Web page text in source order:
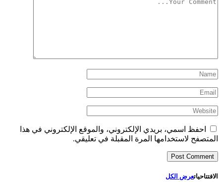
احفظ اسمي، بريدي الإلكتروني، والموقع الإلكتروني في هذا
المتصفح لاستخدامها المرة المقبلة في تعليقي.
الافتتاحياتعرض الكل